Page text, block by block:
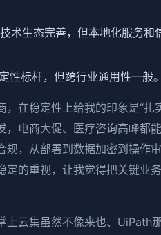
术生态完善，但本地化服务和
性标杆，但跨行业通用性一般
，在稳定性上给我的印象是“扎
，电商大促、医疗咨询高峰都
规，从部署到数据加密到操作
定的重视，让我觉得把关键业
上云集虽然不像来也、UiPath